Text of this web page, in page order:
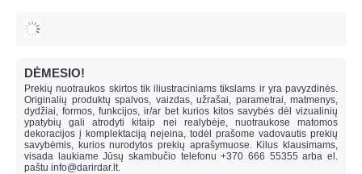
DĖMESIO!
Prekių nuotraukos skirtos tik iliustraciniams tikslams ir yra pavyzdinės.
Originalių produktų spalvos, vaizdas, užrašai, parametrai, matmenys,
dydžiai, formos, funkcijos, ir/ar bet kurios kitos savybės dėl vizualinių
ypatybių gali atrodyti kitaip nei realybėje, nuotraukose matomos
dekoracijos į komplektaciją neįeina, todėl prašome vadovautis prekių
savybėmis, kurios nurodytos prekių aprašymuose. Kilus klausimams,
visada laukiame Jūsų skambučio telefonu +370 666 55355 arba el.
paštu info@darirdar.lt.